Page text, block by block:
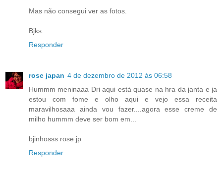
Mas não consegui ver as fotos.
Bjks.
Responder
rose japan 4 de dezembro de 2012 às 06:58
Hummm meninaaa Dri aqui está quase na hra da janta e ja
estou com fome e olho aqui e vejo essa receita
maravilhosaaa ainda vou fazer....agora esse creme de
milho hummm deve ser bom em...
bjinhosss rose jp
Responder